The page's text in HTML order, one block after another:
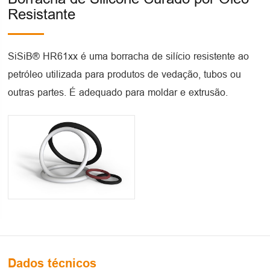
Resistante
SiSiB® HR61xx é uma borracha de silício resistente ao
petróleo utilizada para produtos de vedação, tubos ou
outras partes. É adequado para moldar e extrusão.
Dados técnicos